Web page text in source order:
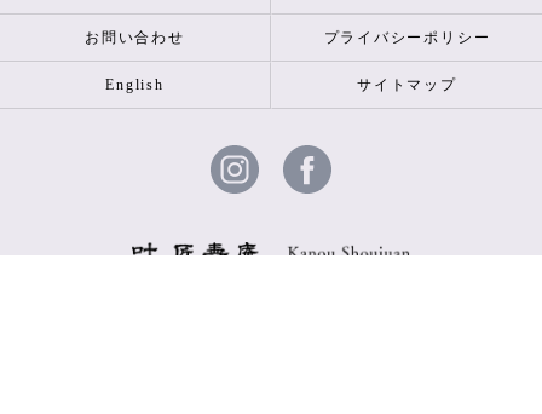
お問い合わせ プライバシーポリシー
English サイトマップ